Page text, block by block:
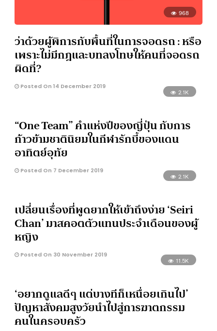
968
ว่าด้วยผู้พิการกับพื้นที่ในการจอดรถ : หรือ
เพราะไม่มีกฎและบทลงโทษให้คนที่จอดรถ
ผิดที่?
Posted On 14 December 2019
2.1K
“One Team” คำแห่งปีของญี่ปุ่น กับการ
ก้าวข้ามชาตินิยมในกีฬารักบี้ของแดน
อาทิตย์อุทัย
Posted On 7 December 2019
2.1K
เปลี่ยนเรื่องที่พูดยากให้เข้าถึงง่าย ‘Seiri
Chan’ มาสคอตตัวแทนประจำเดือนของผู้
หญิง
Posted On 30 November 2019
11.5K
‘อยากดูแลดีๆ แต่บางทีก็เหนื่อยเกินไป’
ปัญหาสังคมสูงวัยนำไปสู่การฆาตกรรม
คนในครอบครัว